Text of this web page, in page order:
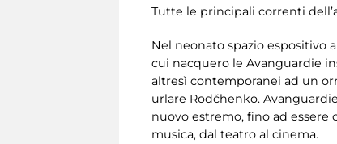
Tutte le principali correnti
Nel neonato spazio espositivo
cui nacquero le Avanguardie
altresì contemporanei ad un
urlare Rodčhenko.
nuovo estremo, fino ad
musica, dal teatro al cinema.